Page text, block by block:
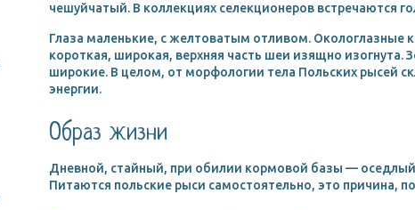
чешуйчатый. В коллекциях селекционеров встречаются
Глаза маленькие, с желтоватым отливом. Окологлазные
короткая, широкая, верхняя часть шеи изящно
широкие. В целом, от морфологии тела Польских рысей
энергии.
Образ жизни
Дневной, стайный, при обилии кормовой базы —
Питаются польские рыси самостоятельно, это причина,